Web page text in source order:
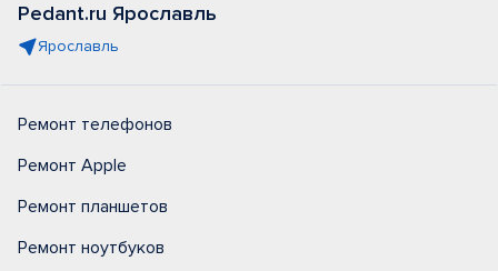
Pedant.ru Ярославль
Ярославль
Ремонт телефонов
Ремонт Apple
Ремонт планшетов
Ремонт ноутбуков